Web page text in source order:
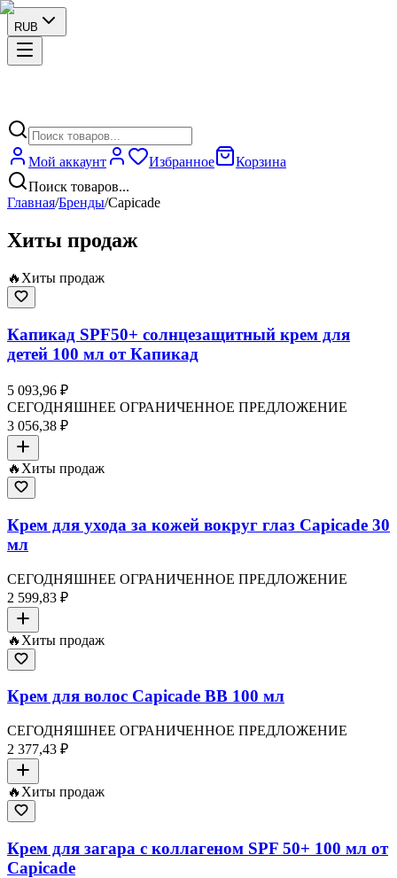
RUB
Мой аккаунт Избранное
Корзина
Поиск товаров...
Главная/Бренды/Capicade
Хиты продаж
🔥 Хиты продаж
Капикад SPF50+ солнцезащитный крем для
детей 100 мл от Капикад
5 093,96 ₽
СЕГОДНЯШНЕЕ ОГРАНИЧЕННОЕ ПРЕДЛОЖЕНИЕ
3 056,38 ₽
🔥 Хиты продаж
Крем для ухода за кожей вокруг глаз Capicade 30
мл
СЕГОДНЯШНЕЕ ОГРАНИЧЕННОЕ ПРЕДЛОЖЕНИЕ
2 599,83 ₽
🔥 Хиты продаж
Крем для волос Capicade BB 100 мл
СЕГОДНЯШНЕЕ ОГРАНИЧЕННОЕ ПРЕДЛОЖЕНИЕ
2 377,43 ₽
🔥 Хиты продаж
Крем для загара с коллагеном SPF 50+ 100 мл от
Capicade